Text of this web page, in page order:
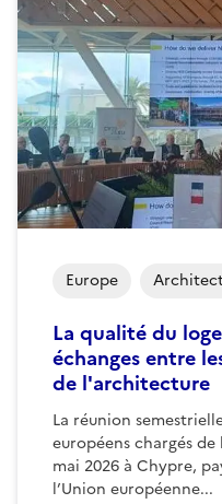
La qualité du
échanges entre
de l'architecture
La réunion
européens chargés de
mai 2026 à Chypre,
l’Union européenne...
Europe